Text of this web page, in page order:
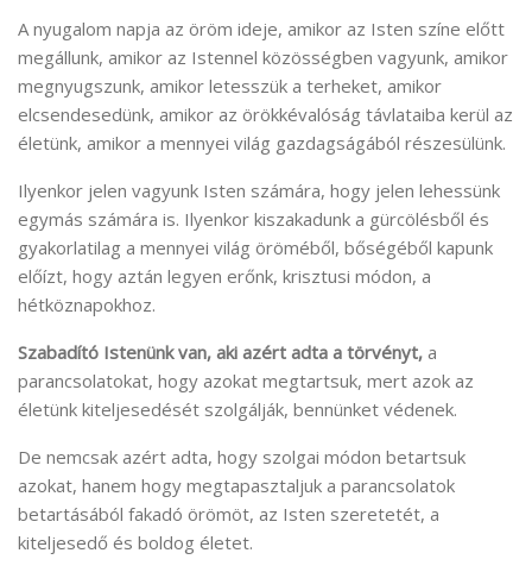
A nyugalom napja az öröm ideje, amikor az Isten színe előtt
megállunk, amikor az Istennel közösségben vagyunk, amikor
megnyugszunk, amikor letesszük a terheket, amikor
elcsendesedünk, amikor az örökkévalóság távlataiba kerül az
életünk, amikor a mennyei világ gazdagságából részesülünk.
Ilyenkor jelen vagyunk Isten számára, hogy jelen lehessünk
egymás számára is. Ilyenkor kiszakadunk a gürcölésből és
gyakorlatilag a mennyei világ öröméből, bőségéből kapunk
előízt, hogy aztán legyen erőnk, krisztusi módon, a
hétköznapokhoz.
Szabadító Istenünk van, aki azért adta a törvényt, a
parancsolatokat, hogy azokat megtartsuk, mert azok az
életünk kiteljesedését szolgálják, bennünket védenek.
De nemcsak azért adta, hogy szolgai módon betartsuk
azokat, hanem hogy megtapasztaljuk a parancsolatok
betartásából fakadó örömöt, az Isten szeretetét, a
kiteljesedő és boldog életet.